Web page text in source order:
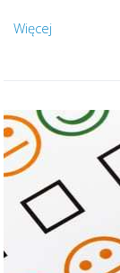
Więcej